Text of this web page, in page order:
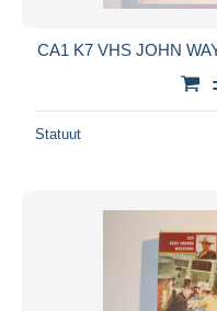
CA1 K7 VHS JOHN
Statuut